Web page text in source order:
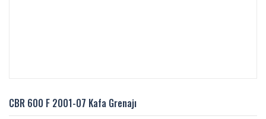
CBR 600 F 2001-07 Kafa Grenajı